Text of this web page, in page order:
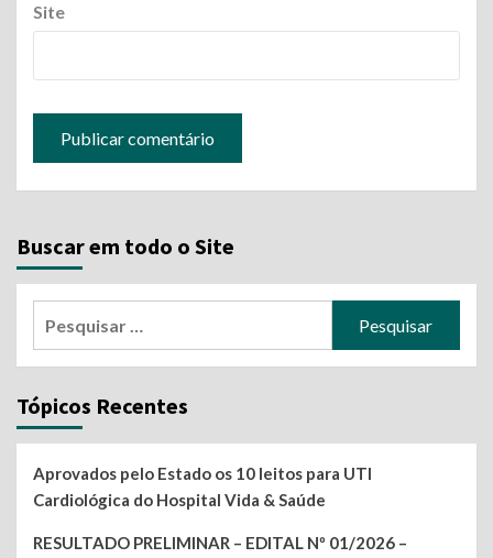
Site
Buscar em todo o Site
Tópicos Recentes
Aprovados pelo Estado os 10 leitos para UTI
Cardiológica do Hospital Vida & Saúde
RESULTADO PRELIMINAR – EDITAL Nº 01/2026 –